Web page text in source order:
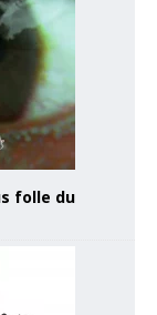
folle du